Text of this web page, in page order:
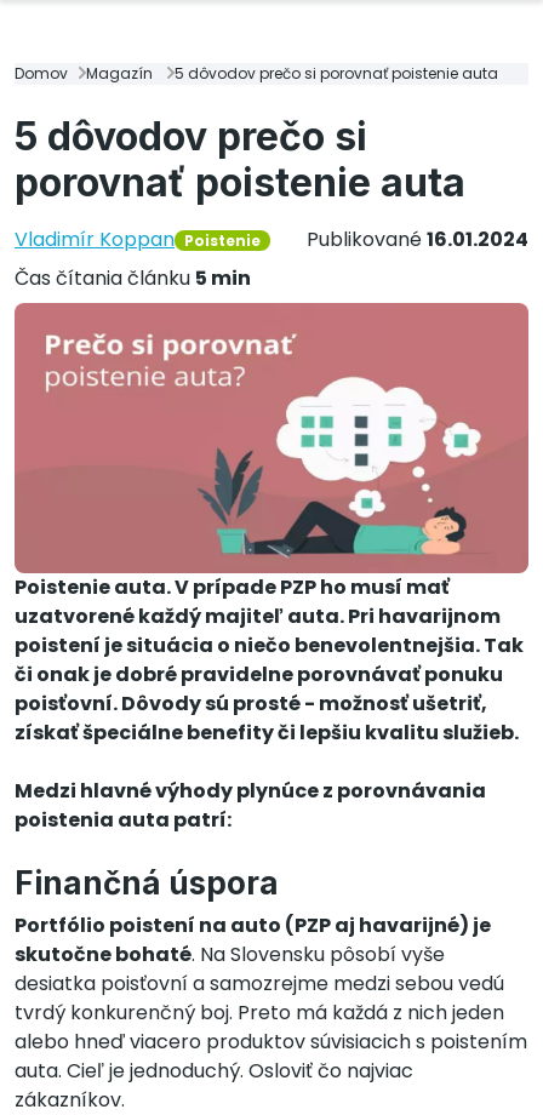
Domov Magazín 5 dôvodov prečo si porovnať poistenie auta
5 dôvodov prečo si
porovnať poistenie auta
Vladimír Koppan Poistenie Publikované16.01.2024
Čas čítania článku 5 min
Poistenie auta. V prípade PZP ho musí mať
uzatvorené každý majiteľ auta. Pri havarijnom
poistení je situácia o niečo benevolentnejšia. Tak
či onak je dobré pravidelne porovnávať ponuku
poisťovní. Dôvody sú prosté - možnosť ušetriť,
získať špeciálne benefity či lepšiu kvalitu služieb.
Medzi hlavné výhody plynúce z porovnávania
poistenia auta patrí:
Finančná úspora
Portfólio poistení na auto (PZP aj havarijné) je
skutočne bohaté. Na Slovensku pôsobí vyše
desiatka poisťovní a samozrejme medzi sebou vedú
tvrdý konkurenčný boj. Preto má každá z nich jeden
alebo hneď viacero produktov súvisiacich s poistením
auta. Cieľ je jednoduchý. Osloviť čo najviac
zákazníkov.